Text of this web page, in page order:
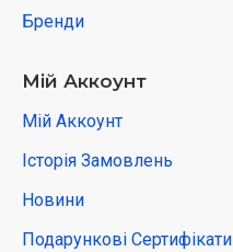
Бренди
Мій Аккоунт
Мій Аккоунт
Історія Замовлень
Новини
Подарункові Сертифікати